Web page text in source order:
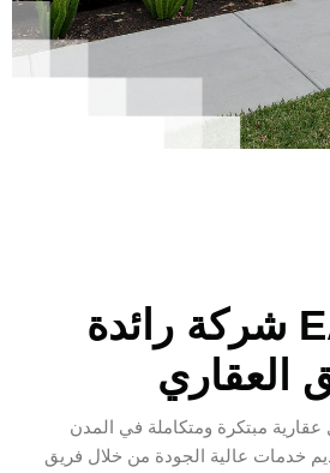
EASY WAY شركة رائدة
العقاري
مبتكرة ومتكاملة في المدن
خدمات عالية الجودة من خلال فريق